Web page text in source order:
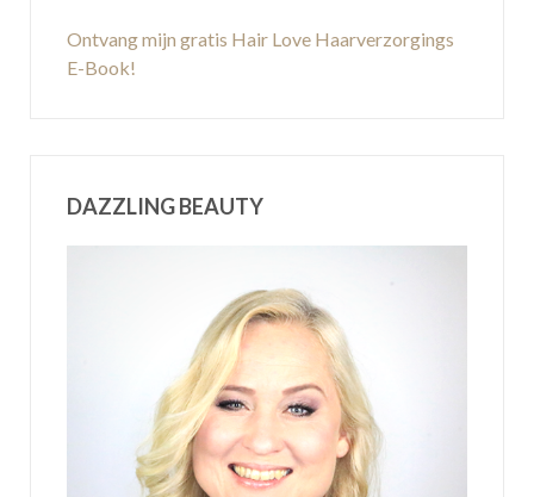
Ontvang mijn gratis Hair Love Haarverzorgings
E-Book!
DAZZLING BEAUTY